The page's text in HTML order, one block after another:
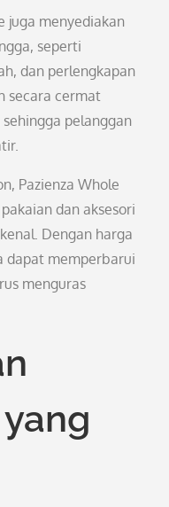
juga menyediakan
seperti
dan perlengkapan
secara cermat
pelanggan
Pazienza Whole
dan aksesori
Dengan harga
dapat memperbarui
menguras